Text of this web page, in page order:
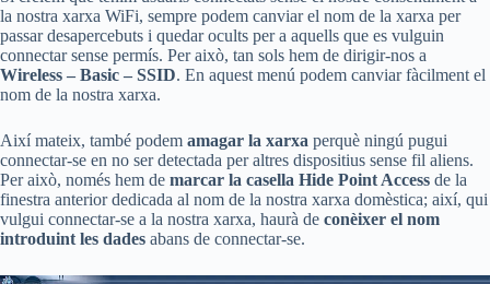
la nostra xarxa WiFi, sempre podem canviar el nom de la xarxa per
passar desapercebuts i quedar ocults per a aquells que es vulguin
connectar sense permís. Per això, tan sols hem de dirigir-nos a
Wireless – Basic – SSID. En aquest menú podem canviar fàcilment el
nom de la nostra xarxa.
Així mateix, també podem amagar la xarxa perquè ningú pugui
connectar-se en no ser detectada per altres dispositius sense fil aliens.
Per això, només hem de marcar la casella Hide Point Access de la
finestra anterior dedicada al nom de la nostra xarxa domèstica; així, qui
vulgui connectar-se a la nostra xarxa, haurà de conèixer el nom
introduint les dades abans de connectar-se.